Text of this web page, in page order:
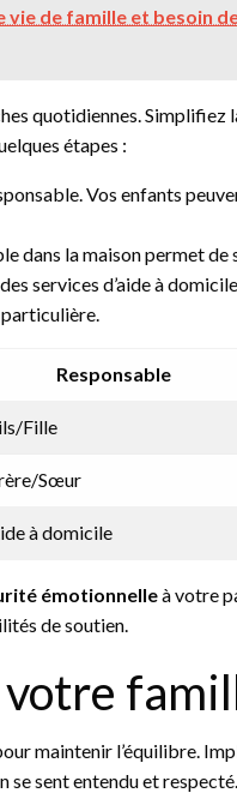
de famille et besoin
quotidiennes.
étapes :
Vos enfants
dans la maison permet
services d’aide à
Responsable
Fille
Sœur
à domicile
émotionnelleà votre
de soutien.
maintenir l’équilibre.
se sent entendu et respecté.